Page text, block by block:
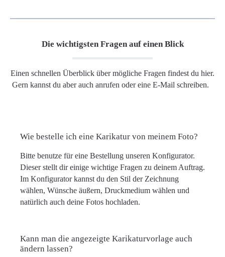
Die wichtigsten Fragen auf einen Blick
Einen schnellen Überblick über mögliche Fragen findest du hier.
Gern kannst du aber auch anrufen oder eine E-Mail schreiben.
Wie bestelle ich eine Karikatur von meinem Foto?
Bitte benutze für eine Bestellung unseren Konfigurator.
Dieser stellt dir einige wichtige Fragen zu deinem Auftrag.
Im Konfigurator kannst du den Stil der Zeichnung
wählen, Wünsche äußern, Druckmedium wählen und
natürlich auch deine Fotos hochladen.
Kann man die angezeigte Karikaturvorlage auch
ändern lassen?